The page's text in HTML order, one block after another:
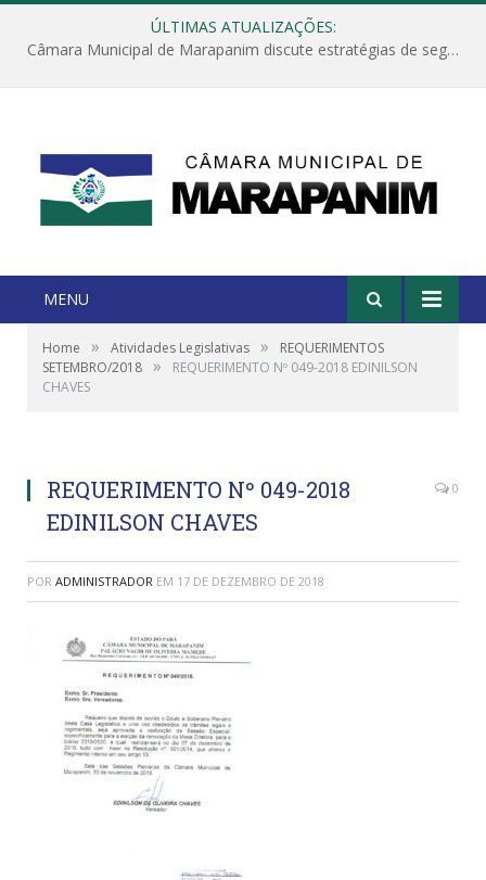
ÚLTIMAS ATUALIZAÇÕES:
Câmara Municipal de Marapanim discute estratégias de segurança com autoridades e poder executivo
MENU
Home » Atividades Legislativas »
REQUERIMENTOS
SETEMBRO/2018 »
REQUERIMENTO Nº 049-2018 EDINILSON
CHAVES
REQUERIMENTO Nº 049-2018
EDINILSON CHAVES
0
POR ADMINISTRADOR EM 17 DE DEZEMBRO DE 2018